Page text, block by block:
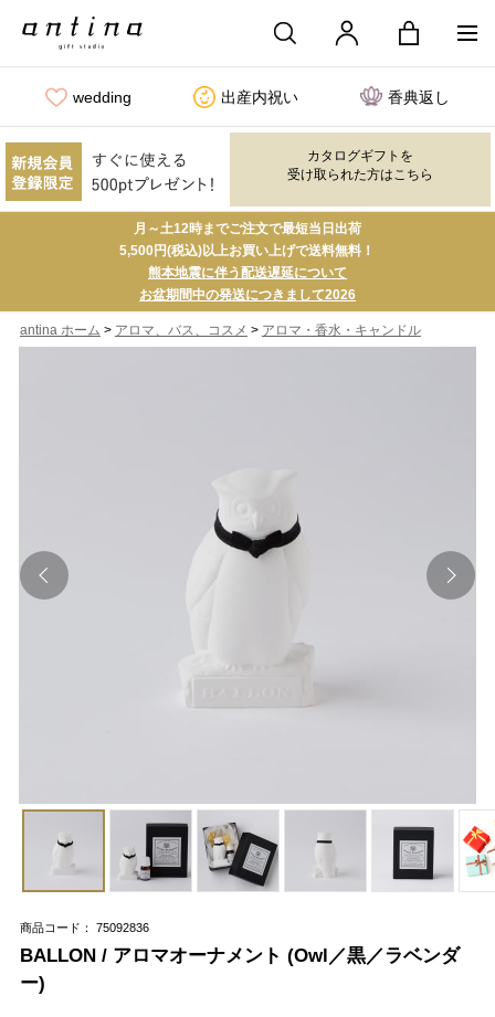
wedding 出産内祝い 香典返し
カタログギフトを
受け取られた方はこちら
月～土12時までご注文で最短当日出荷
5,500円(税込)以上お買い上げで送料無料！
熊本地震に伴う配送遅延について
お盆期間中の発送につきまして2026
antina ホーム > アロマ、バス、コスメ > アロマ・香水・キャンドル
商品コード： 75092836
BALLON / アロマオーナメント (Owl／黒／ラベンダ
ー)